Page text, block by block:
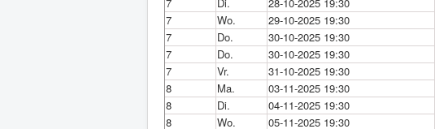
7
Wo. 29-10-2025 19:30
7
Do. 30-10-2025 19:30
7
Do. 30-10-2025 19:30
7
Vr. 31-10-2025 19:30
8
Ma. 03-11-2025 19:30
8
Di. 04-11-2025 19:30
8
Wo. 05-11-2025 19:30